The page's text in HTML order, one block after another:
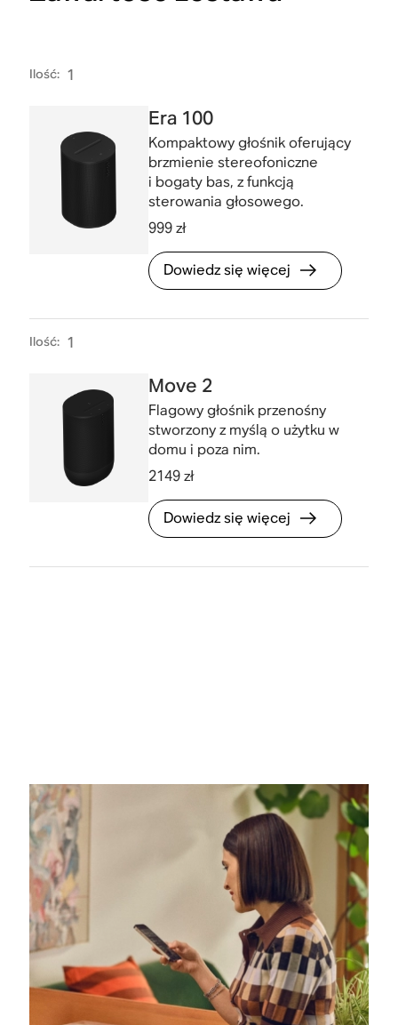
Ilość: 1
Era 100
Kompaktowy głośnik oferujący
brzmienie stereofoniczne
i bogaty bas, z funkcją
sterowania głosowego.
999 zł
Dowiedz się więcej
Ilość: 1
Move 2
Flagowy głośnik przenośny
stworzony z myślą o użytku w
domu i poza nim.
2149 zł
Dowiedz się więcej